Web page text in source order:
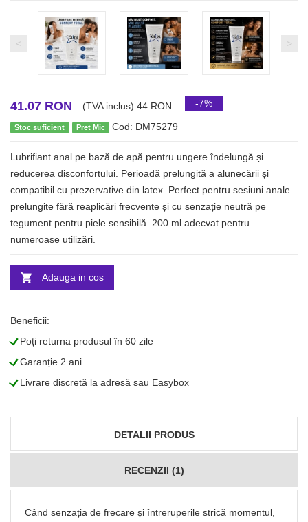
< >
41.07 RON (TVA inclus) 44 RON -7%
Stoc suficient Pret Mic Cod: DM75279
Lubrifiant anal pe bază de apă pentru ungere îndelungă și
reducerea disconfortului. Perioadă prelungită a alunecării și
compatibil cu prezervative din latex. Perfect pentru sesiuni anale
prelungite fără reaplicări frecvente și cu senzație neutră pe
tegument pentru piele sensibilă. 200 ml adecvat pentru
numeroase utilizări.
Adauga in cos
Beneficii:
LPoți returna produsul în 60 zile
LGaranție 2 ani
LLivrare discretă la adresă sau Easybox
DETALII PRODUS
RECENZII (1)
Când senzația de frecare și întreruperile strică momentul,